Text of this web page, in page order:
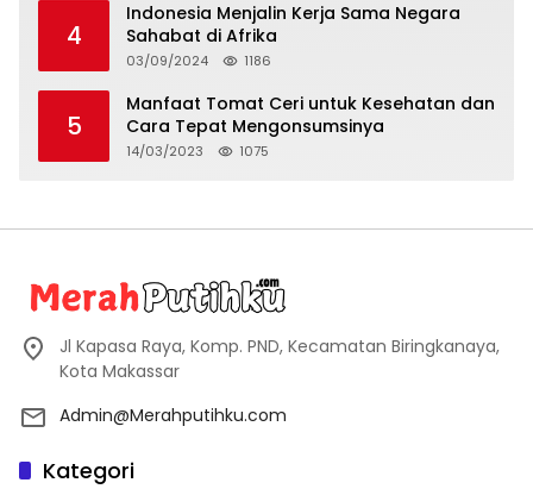
4
Indonesia Menjalin Kerja Sama Negara
Sahabat di Afrika
03/09/2024 1186
5
Manfaat Tomat Ceri untuk Kesehatan dan
Cara Tepat Mengonsumsinya
14/03/2023 1075
Jl Kapasa Raya, Komp. PND, Kecamatan Biringkanaya,
Kota Makassar
Admin@Merahputihku.com
Kategori